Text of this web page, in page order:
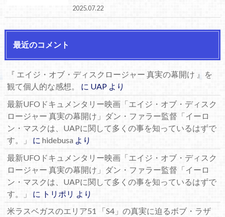
2025.07.22
最近のコメント
『 エイジ・オブ・ディスクロージャー 真実の幕開け 』を
観て個人的な感想。
に UAPより
最新UFOドキュメンタリー映画「エイジ・オブ・ディスク
ロージャー 真実の幕開け」ダン・ファラー監督「イーロ
ン・マスクは、UAPに関して多くの事を知っているはずで
す。」
に hidebusaより
最新UFOドキュメンタリー映画「エイジ・オブ・ディスク
ロージャー 真実の幕開け」ダン・ファラー監督「イーロ
ン・マスクは、UAPに関して多くの事を知っているはずで
す。」
に トリポリ より
米ラスベガスのエリア51 「S4」の真実に迫るボブ・ラザ